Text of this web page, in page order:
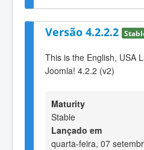
Versão 4.2.2.2
This is the English, USA
Joomla! 4.2.2 (v2)
Maturity
Stable
Lançado em
quarta-feira, 07